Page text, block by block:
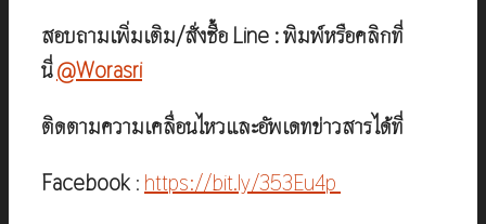
สอบถามเพิ่มเติม/สั่งซื้อ Line : พิมพ์หรือคลิกที่
นี่@Worasri
ติดตามความเคลื่อนไหวและอัพเดทข่าวสารได้ที่
Facebook : https://bit.ly/353Eu4p